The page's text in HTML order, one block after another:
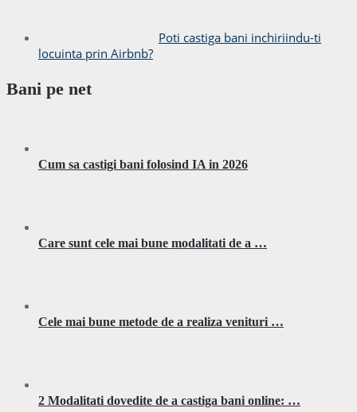
Poti castiga bani inchiriindu-ti
locuinta prin Airbnb?
Bani pe net
Cum sa castigi bani folosind IA in 2026
Care sunt cele mai bune modalitati de a …
Cele mai bune metode de a realiza venituri …
2 Modalitati dovedite de a castiga bani online: …